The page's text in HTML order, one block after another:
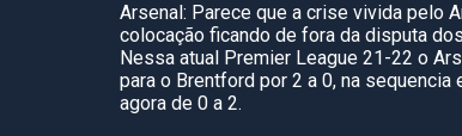
Arsenal: Parece que a crise vivida pelo
colocação ficando de fora da disputa
Nessa atual Premier League 21-22 o
para o Brentford por 2 a 0, na
agora de 0 a 2.